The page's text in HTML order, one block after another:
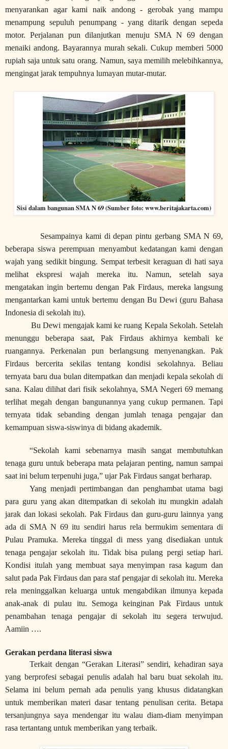
menyarankan agar kami naik andong - gerobak yang mampu
menampung sepuluh penumpang - yang ditarik dengan sepeda
motor. Perjalanan pun dilanjutkan menuju SMA N 69 dengan
menaiki andong. Bayarannya murah sekali. Cukup memberi 5000
rupiah saja untuk satu orang. Namun, saya memilih melebihkannya,
mengingat jarak tempuhnya lumayan mutar-mutar.
Sisi dalam bangunan SMA N 69 (Sumber foto: www.beritajakarta.com)
Sesampainya kami di depan pintu gerbang SMA N 69,
beberapa siswa perempuan menyambut kedatangan kami dengan
wajah yang sedikit bingung. Sempat terbesit keraguan di hati saya
melihat ekspresi wajah mereka itu. Namun, setelah saya
mengatakan ingin bertemu dengan Pak Firdaus, mereka langsung
mengantarkan kami untuk bertemu dengan Bu Dewi (guru Bahasa
Indonesia di sekolah itu).
Bu Dewi mengajak kami ke ruang Kepala Sekolah. Setelah
menunggu beberapa saat, Pak Firdaus akhirnya kembali ke
ruangannya. Perkenalan pun berlangsung menyenangkan. Pak
Firdaus bercerita sekilas tentang kondisi sekolahnya. Beliau
ternyata baru dua bulan ditempatkan dan menjadi kepala sekolah di
sana. Kalau dilihat dari fisik sekolahnya, SMA Negeri 69 memang
terlihat megah dengan bangunannya yang cukup permanen. Tapi
ternyata tidak sebanding dengan jumlah tenaga pengajar dan
kemampuan siswa-siswinya di bidang akademik.
“Sekolah kami sebenarnya masih sangat membutuhkan
tenaga guru untuk beberapa mata pelajaran penting, namun sampai
saat ini belum terpenuhi juga,” ujar Pak Firdaus sangat berharap.
Yang menjadi pertimbangan dan penghambat utama bagi
para guru yang akan ditempatkan di sekolah itu mungkin adalah
jarak dan lokasi sekolah. Pak Firdaus dan guru-guru lainnya yang
ada di SMA N 69 itu sendiri harus rela bermukim sementara di
Pulau Pramuka. Mereka tinggal di mess yang disediakan untuk
tenaga pengajar sekolah itu. Tidak bisa pulang pergi setiap hari.
Kondisi itulah yang membuat saya menyimpan rasa kagum dan
salut pada Pak Firdaus dan para staf pengajar di sekolah itu. Mereka
rela meninggalkan keluarga untuk mengabdikan ilmunya kepada
anak-anak di pulau itu. Semoga keinginan Pak Firdaus untuk
penambahan tenaga pengajar di sekolah itu segera terwujud.
Aamiin ….
Gerakan perdana literasi siswa
Terkait dengan “Gerakan Literasi” sendiri, kehadiran saya
yang berprofesi sebagai penulis adalah hal baru buat sekolah itu.
Selama ini belum pernah ada penulis yang khusus didatangkan
untuk memberikan materi dasar tentang penulisan cerita. Betapa
tersanjungnya saya mendengar itu walau diam-diam menyimpan
rasa tertantang untuk memberikan yang terbaik.